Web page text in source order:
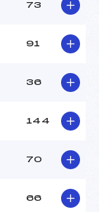
73
91
36
144
70
66